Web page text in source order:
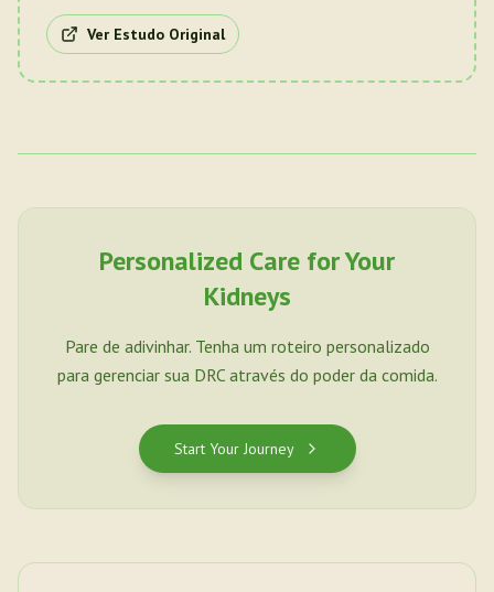
Ver Estudo Original
Personalized Care for Your
Kidneys
Pare de adivinhar. Tenha um roteiro personalizado
para gerenciar sua DRC através do poder da comida.
Start Your Journey